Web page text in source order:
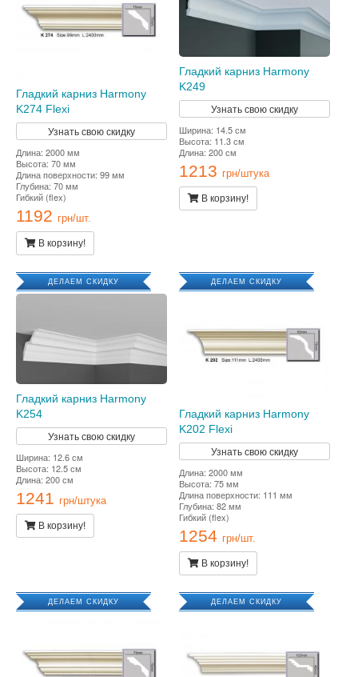
Гладкий карниз Harmony
K274 Flexi
Узнать свою скидку
Длина: 2000 мм
Высота: 70 мм
Длина поверхности: 99 мм
Глубина: 70 мм
Гибкий (flex)
1192 грн/шт.
В корзину!
Гладкий карниз Harmony
K249
Узнать свою скидку
Ширина: 14.5 см
Высота: 11.3 см
Длина: 200 см
1213 грн/штука
В корзину!
ДЕЛАЕМ СКИДКУ
Гладкий карниз Harmony
K254
Узнать свою скидку
Ширина: 12.6 см
Высота: 12.5 см
Длина: 200 см
1241 грн/штука
В корзину!
ДЕЛАЕМ СКИДКУ
Гладкий карниз Harmony
K202 Flexi
Узнать свою скидку
Длина: 2000 мм
Высота: 75 мм
Длина поверхности: 111 мм
Глубина: 82 мм
Гибкий (flex)
1254 грн/шт.
В корзину!
ДЕЛАЕМ СКИДКУ ДЕЛАЕМ СКИДКУ